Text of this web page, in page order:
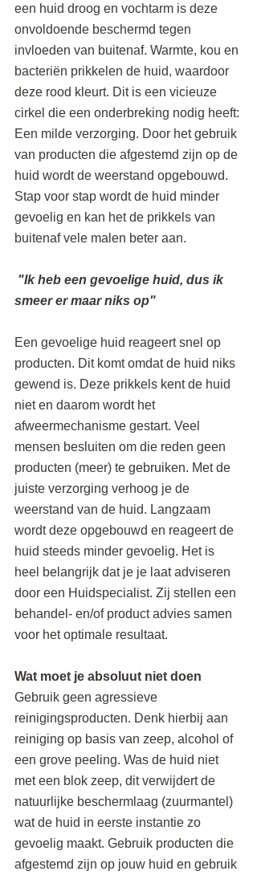
een huid droog en vochtarm is deze
onvoldoende beschermd tegen
invloeden van buitenaf. Warmte, kou en
bacteriën prikkelen de huid, waardoor
deze rood kleurt. Dit is een vicieuze
cirkel die een onderbreking nodig heeft:
Een milde verzorging. Door het gebruik
van producten die afgestemd zijn op de
huid wordt de weerstand opgebouwd.
Stap voor stap wordt de huid minder
gevoelig en kan het de prikkels van
buitenaf vele malen beter aan.
smeer er maar niks op"
Een gevoelige huid reageert snel op
producten. Dit komt omdat de huid niks
gewend is. Deze prikkels kent de huid
niet en daarom wordt het
afweermechanisme gestart. Veel
mensen besluiten om die reden geen
producten (meer) te gebruiken. Met de
juiste verzorging verhoog je de
weerstand van de huid. Langzaam
wordt deze opgebouwd en reageert de
huid steeds minder gevoelig. Het is
heel belangrijk dat je je laat adviseren
door een Huidspecialist. Zij stellen een
behandel- en/of product advies samen
voor het optimale resultaat.
Wat moet je absoluut niet doen
Gebruik geen agressieve
reinigingsproducten. Denk hierbij aan
reiniging op basis van zeep, alcohol of
een grove peeling. Was de huid niet
met een blok zeep, dit verwijdert de
natuurlijke beschermlaag (zuurmantel)
wat de huid in eerste instantie zo
gevoelig maakt. Gebruik producten die
afgestemd zijn op jouw huid en gebruik